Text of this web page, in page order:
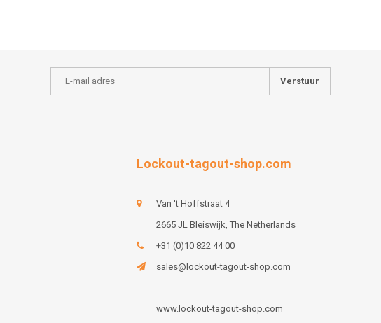
Verstuur
Lockout-tagout-shop.com
Van 't Hoffstraat 4
2665 JL Bleiswijk, The Netherlands
+31 (0)10 822 44 00
sales@lockout-tagout-shop.com
www.lockout-tagout-shop.com